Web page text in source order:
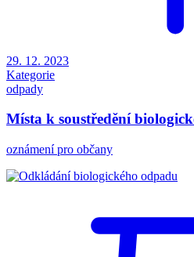
29. 12. 2023
Kategorie
odpady
Místa k soustředění
oznámení pro občany